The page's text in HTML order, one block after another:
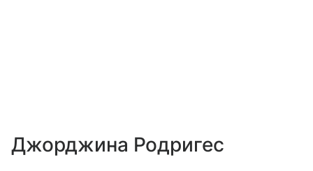
Джорджина Родригес